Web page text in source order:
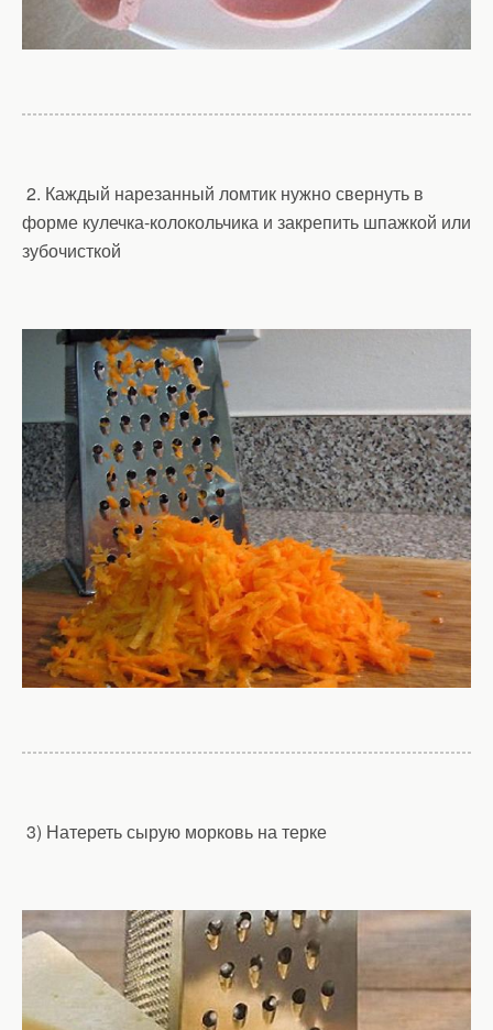
2. Каждый нарезанный ломтик нужно свернуть в
форме кулечка-колокольчика и закрепить шпажкой или
зубочисткой
3) Натереть сырую морковь на терке